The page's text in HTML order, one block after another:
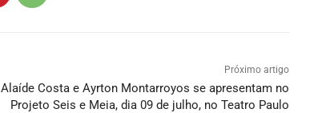
Próximo artigo
Alaíde Costa e Ayrton Montarroyos se apresentam no
Projeto Seis e Meia, dia 09 de julho, no Teatro Paulo